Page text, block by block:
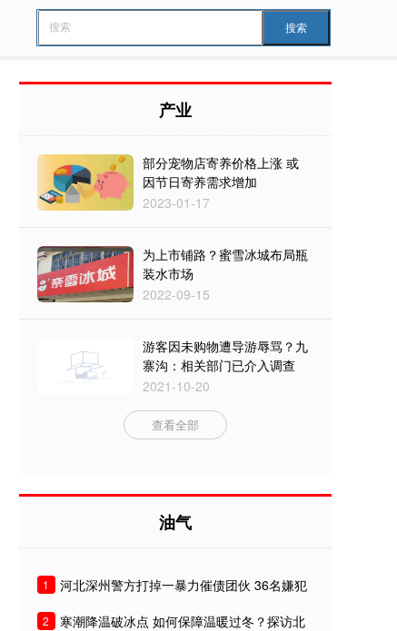
搜索
产业
部分宠物店寄养价格上涨 或
因节日寄养需求增加
2023-01-17
为上市铺路？蜜雪冰城布局瓶
装水市场
2022-09-15
游客因未购物遭导游辱骂？九
寨沟：相关部门已介入调查
2021-10-20
查看全部
油气
1
河北深州警方打掉一暴力催债团伙 36名嫌犯
2
寒潮降温破冰点 如何保障温暖过冬？探访北